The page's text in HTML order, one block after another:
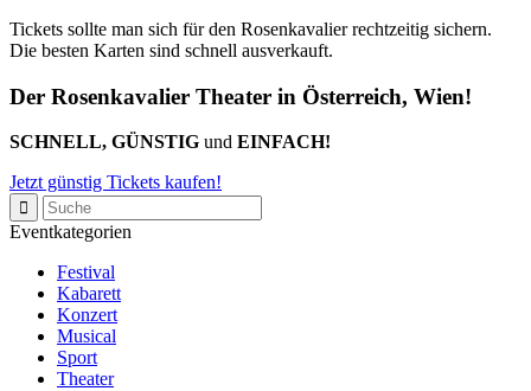
Tickets sollte man sich für den Rosenkavalier rechtzeitig sichern.
Die besten Karten sind schnell ausverkauft.
Der Rosenkavalier Theater in Österreich, Wien!
SCHNELL, GÜNSTIG und EINFACH!
Jetzt günstig Tickets kaufen!
Eventkategorien
Festival
Kabarett
Konzert
Musical
Sport
Theater